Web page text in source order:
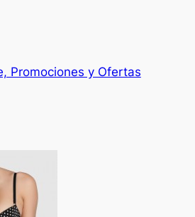
Promociones y Ofertas